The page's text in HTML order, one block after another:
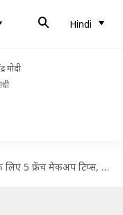
Hindi
मोदी
5 फ्रेंच मेकअप टिप्स, मिलेगा नेचुरल लुक